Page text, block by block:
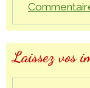
Laissez vos